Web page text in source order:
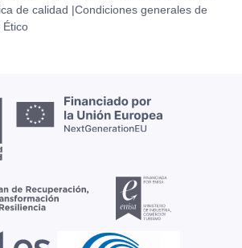
de calidad |Condiciones generales de
Ético